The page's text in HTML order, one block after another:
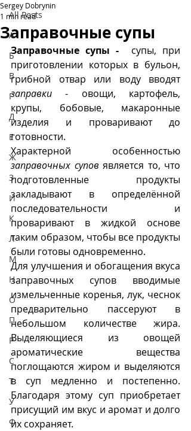
All Posts
А
Б
В
Г
Д
Е
Ж
З
И
К
Л
М
Н
О
П
Р
С
Т
У
Ф
Заправочные супы
Sergey Dobrynin
1 min read
Заправочные супы -
супы, при
приготовлении которых в бульон,
грибной отвар или воду вводят
заправки - овощи, картофель,
крупы, бобовые, макаронные
изделия и проваривают до
готовности.
заправочных супов является то, что
подготовленные продукты
закладывают в определённой
последовательности  и
проваривают в жидкой основе
таким образом, чтобы все продукты
были готовы одновременно.
Для улучшения и обогащения вкуса
заправочных супов вводимые
измельченные коренья, лук, чеснок
предварительно пассеруют в
небольшом количестве жира.
Выделяющиеся из овощей
ароматические вещества
поглощаются жиром и выделяются
в суп медленно и постепенно.
Благодаря этому суп приобретает
присущий им вкус и аромат и долго
их сохраняет.